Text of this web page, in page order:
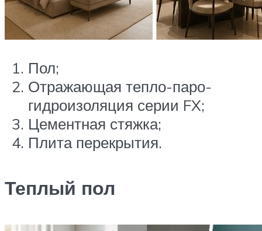
Пол;
Отражающая тепло-паро-
гидроизоляция серии FX;
Цементная стяжка;
Плита перекрытия.
Теплый пол